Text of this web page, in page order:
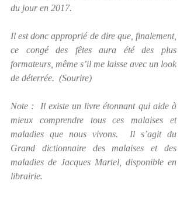
du jour en 2017.
Il est donc approprié de dire que, finalement,
ce congé des fêtes aura été des plus
formateurs, même s’il me laisse avec un look
de déterrée.  (Sourire)
Note :  Il existe un livre étonnant qui aide à
mieux comprendre tous ces malaises et
maladies que nous vivons.  Il s’agit du
Grand dictionnaire des malaises et des
maladies de Jacques Martel, disponible en
librairie.